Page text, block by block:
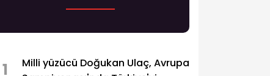
1
Milli yüzücü Doğukan Ulaç, Avrupa